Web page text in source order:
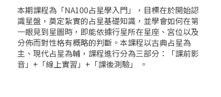
本期課程為「NA100占星學入門」，目標在於開始認
識星盤，奠定紮實的占星基礎知識，並學會如何在第
一眼見到星圖時，即能依據行星所在星座、宮位以及
分佈而對性格有概略的判斷。本課程以古典占星為
主、現代占星為輔，課程進行分為三部分：「課前影
音」+「線上實習」+「課後測驗」 。